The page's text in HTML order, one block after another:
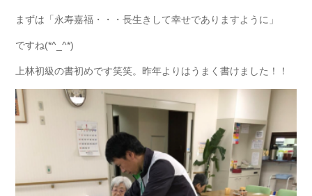
まずは「永寿嘉福・・・長生きして幸せでありますように」
ですね(*^_^*)
上林初級の書初めです笑笑。昨年よりはうまく書けました！！